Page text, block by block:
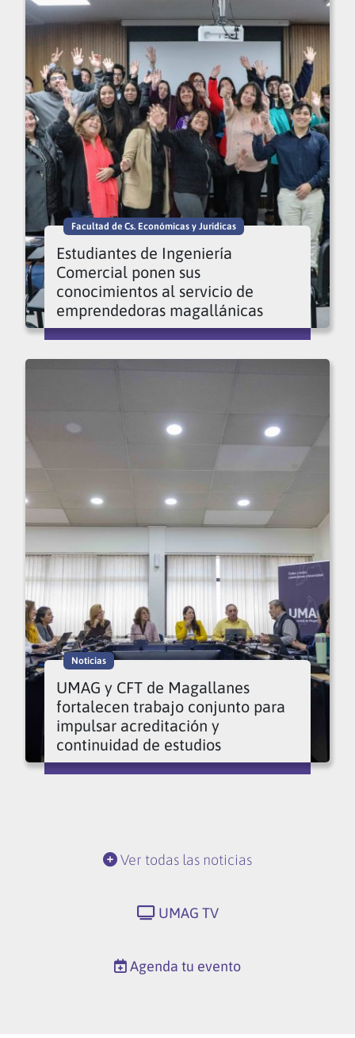
Facultad de Cs. Económicas y Jurídicas
Estudiantes de Ingeniería
Comercial ponen sus
conocimientos al servicio de
emprendedoras magallánicas
Noticias
UMAG y CFT de Magallanes
fortalecen trabajo conjunto para
impulsar acreditación y
continuidad de estudios
Ver todas las noticias
UMAG TV
Agenda tu evento